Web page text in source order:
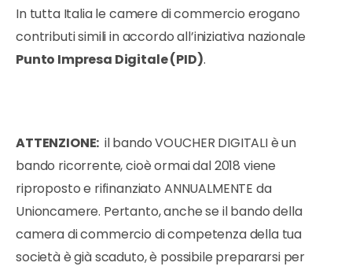
In tutta Italia le camere di commercio erogano
contributi simili in accordo all’iniziativa nazionale
Punto Impresa Digitale (PID).
ATTENZIONE: il bando VOUCHER DIGITALI è un
bando ricorrente, cioè ormai dal 2018 viene
riproposto e rifinanziato ANNUALMENTE da
Unioncamere. Pertanto, anche se il bando della
camera di commercio di competenza della tua
società è già scaduto, è possibile prepararsi per